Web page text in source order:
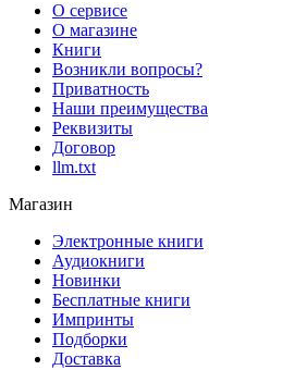
О сервисе
О магазине
Книги
Возникли вопросы?
Приватность
Наши преимущества
Реквизиты
Договор
llm.txt
Магазин
Электронные книги
Аудиокниги
Новинки
Бесплатные книги
Импринты
Подборки
Доставка